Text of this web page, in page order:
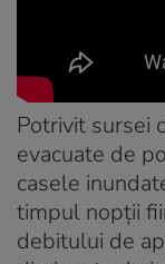
Potrivit sursei
evacuate de
casele
timpul nopţii
debitului de